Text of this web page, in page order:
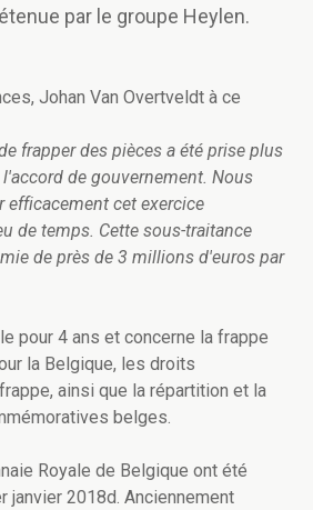
par le groupe Heylen.
Johan Van Overtveldt à ce
frapper des pièces a été prise plus
de gouvernement. Nous
efficacement cet exercice
de temps. Cette sous-traitance
de près de 3 millions d'euros par
pour 4 ans et concerne la frappe
la Belgique, les droits
ainsi que la répartition et la
belges.
Royale de Belgique ont été
janvier 2018d. Anciennement